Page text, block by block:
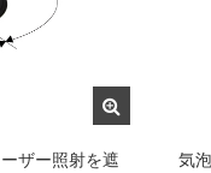
ザー照射を遮
気